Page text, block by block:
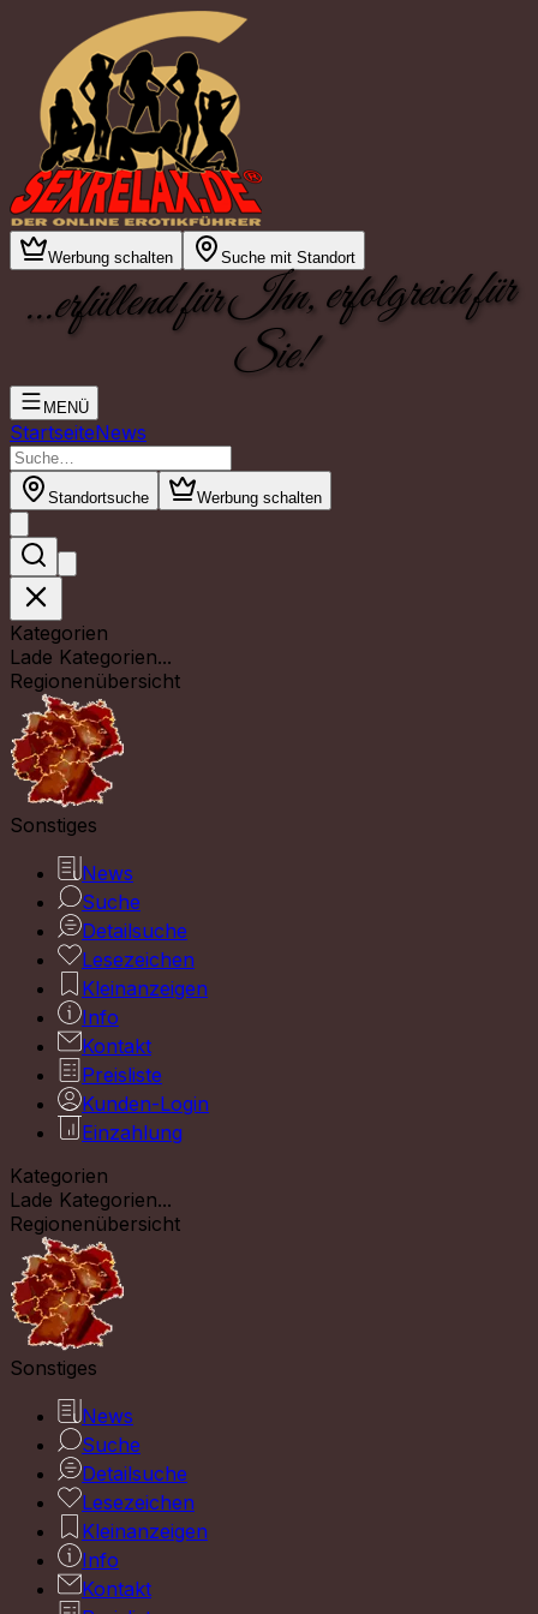
Werbung schalten Suche mit Standort
...erfüllend für Ihn, erfolgreich für
Sie!
MENÜ
StartseiteNews
Standortsuche Werbung schalten
Kategorien
Lade Kategorien...
Regionenübersicht
Sonstiges
News
Suche
Detailsuche
Lesezeichen
Kleinanzeigen
Info
Kontakt
Preisliste
Kunden-Login
Einzahlung
Kategorien
Lade Kategorien...
Regionenübersicht
Sonstiges
News
Suche
Detailsuche
Lesezeichen
Kleinanzeigen
Info
Kontakt